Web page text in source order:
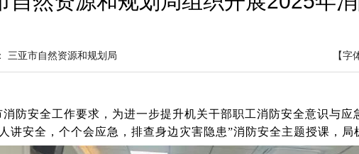
【字
三亚市自然资源和规划局
消防安全工作要求，为进一步提升机关干部职工消防安全意识与
讲安全，个个会应急，排查身边灾害隐患”消防安全主题授课，局